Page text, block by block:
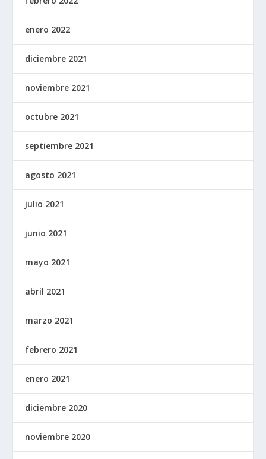
enero 2022
diciembre 2021
noviembre 2021
octubre 2021
septiembre 2021
agosto 2021
julio 2021
junio 2021
mayo 2021
abril 2021
marzo 2021
febrero 2021
enero 2021
diciembre 2020
noviembre 2020